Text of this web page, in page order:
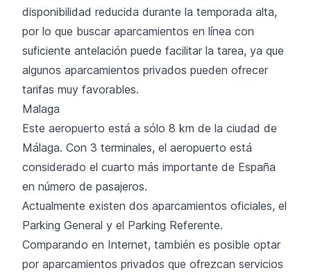
disponibilidad reducida durante la temporada alta,
por lo que buscar aparcamientos en línea con
suficiente antelación puede facilitar la tarea, ya que
algunos aparcamientos privados pueden ofrecer
tarifas muy favorables.
Malaga
Este aeropuerto está a sólo 8 km de la ciudad de
Málaga. Con 3 terminales, el aeropuerto está
considerado el cuarto más importante de España
en número de pasajeros.
Actualmente existen dos aparcamientos oficiales, el
Parking General y el Parking Referente.
Comparando en Internet, también es posible optar
por aparcamientos privados que ofrezcan servicios